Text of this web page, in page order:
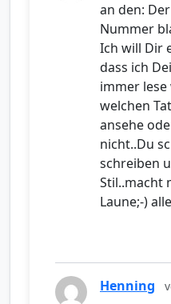
an den:
Nummer
Ich will Dir
dass ich
immer
welchen
ansehe
nicht..Du
schreiben
Stil..macht
Laune;-)
Henning